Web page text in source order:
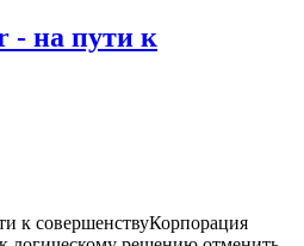
- на пути к
Корпорация